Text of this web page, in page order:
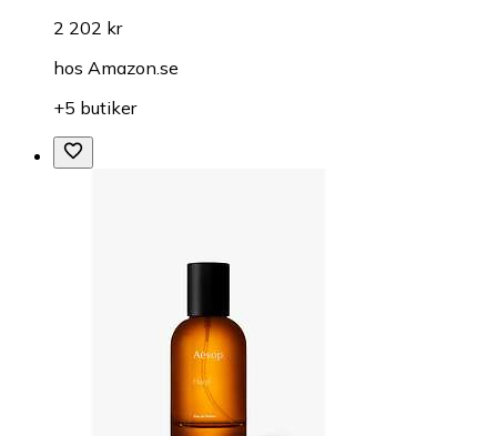
2 202 kr
hos Amazon.se
+5 butiker